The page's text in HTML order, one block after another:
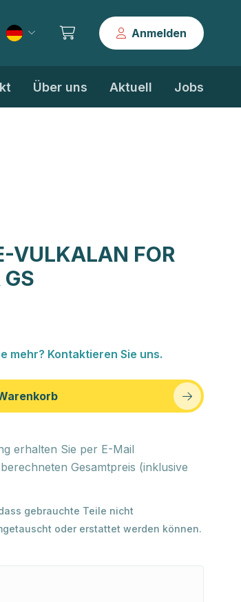
Anmelden
Über uns Aktuell Jobs
VULKALAN FOR
GS
mehr? Kontaktieren Sie uns.
erhalten Sie per E-Mail
Gesamtpreis (inklusive
gebrauchte Teile nicht
oder erstattet werden können.